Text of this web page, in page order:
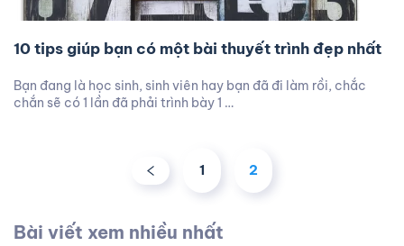
10 tips giúp bạn có một bài thuyết trình đẹp nhất
Bạn đang là học sinh, sinh viên hay bạn đã đi làm rồi, chắc
chắn sẽ có 1 lần đã phải trình bày 1 …
1 2
Bài viết xem nhiều nhất